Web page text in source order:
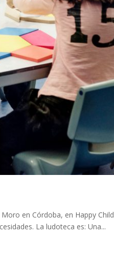
en Córdoba, en Happy
La ludoteca es: Una...